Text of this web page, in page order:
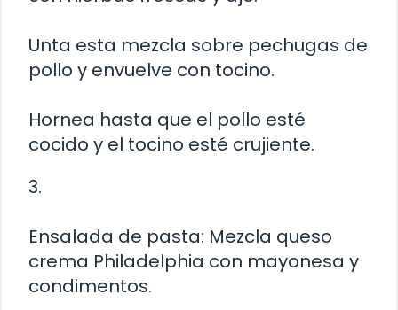
Unta esta mezcla sobre pechugas de
pollo y envuelve con tocino.
Hornea hasta que el pollo esté
cocido y el tocino esté crujiente.
3.
Ensalada de pasta: Mezcla queso
crema Philadelphia con mayonesa y
condimentos.